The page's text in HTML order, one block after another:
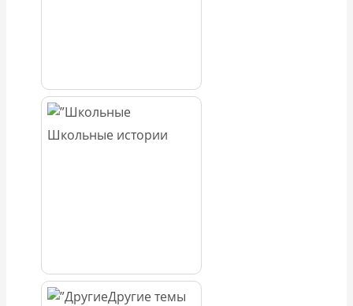
Школьные истории
Другие темы